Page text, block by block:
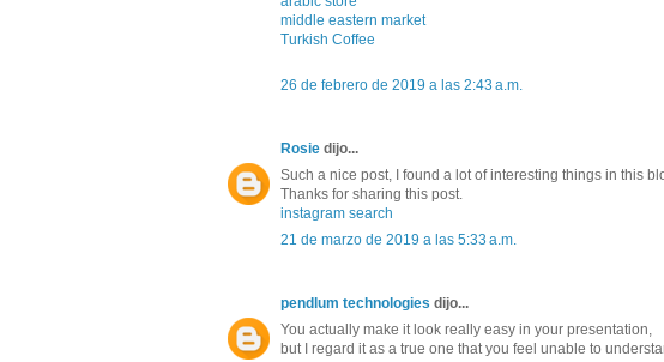
middle eastern market
Turkish Coffee
26 de febrero de 2019 a las 2:43 a.m.
Rosie dijo...
Such a nice post, I found a lot of interesting things in this
Thanks for sharing this post.
instagram search
21 de marzo de 2019 a las 5:33 a.m.
pendlum technologies dijo...
You actually make it look really easy in your presentation,
but I regard it as a true one that you feel unable to